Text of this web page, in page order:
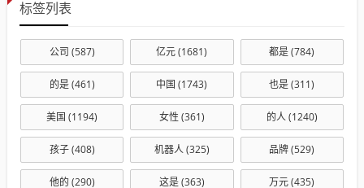
标签列表
公司 (587) 亿元(1681) 都是(784)
的是(461) 中国 (1743) 也是(311)
美国 (1194) 女性 (361) 的人(1240)
孩子(408) 机器人(325) 品牌(529)
他的 (290) 这是(363) 万元(435)